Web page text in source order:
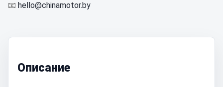
📧 hello@chinamotor.by
Описание